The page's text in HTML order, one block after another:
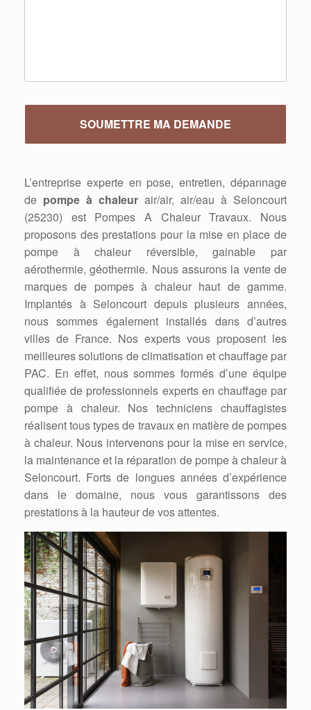
L’entreprise experte en pose, entretien, dépannage
de pompe à chaleur air/air, air/eau à Seloncourt
(25230) est Pompes A Chaleur Travaux. Nous
proposons des prestations pour la mise en place de
pompe à chaleur réversible, gainable par
aérothermie, géothermie. Nous assurons la vente de
marques de pompes à chaleur haut de gamme.
Implantés à Seloncourt depuis plusieurs années,
nous sommes également installés dans d’autres
villes de France. Nos experts vous proposent les
meilleures solutions de climatisation et chauffage par
PAC. En effet, nous sommes formés d’une équipe
qualifiée de professionnels experts en chauffage par
pompe à chaleur. Nos techniciens chauffagistes
réalisent tous types de travaux en matière de pompes
à chaleur. Nous intervenons pour la mise en service,
la maintenance et la réparation de pompe à chaleur à
Seloncourt. Forts de longues années d’expérience
dans le domaine, nous vous garantissons des
prestations à la hauteur de vos attentes.